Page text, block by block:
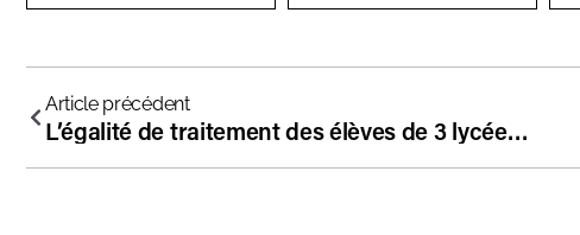
Article précédent
L’égalité de traitement des élèves de 3 lycées hors contrat examinée